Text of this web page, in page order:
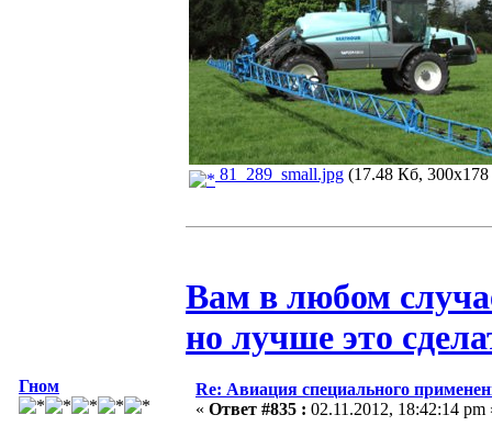
81_289_small.jpg (17.48 Кб, 300x178
Вам в любом
но лучше это
Гном
Re: Авиация специального
« Ответ #835 : 02.11.2012, 18:42:14 pm